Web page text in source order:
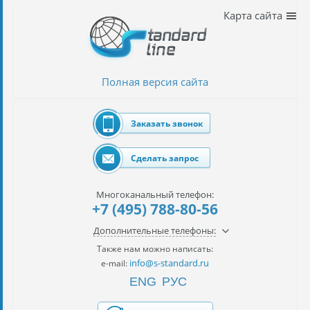
автомобилей
Полная версия сайта
Карта сайта
Заказать звонок
Сделать запрос
Многоканальный телефон:
+7 (495) 788-80-56
Дополнительные телефоны:
Также нам можно написать:
e-mail: info@s-standard.ru
ENG РУС